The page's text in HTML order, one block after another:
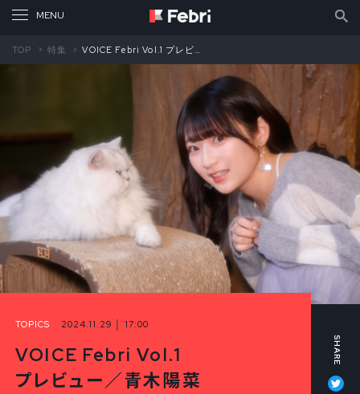
TOP 特集 VOICE Febri Vol.1 プレビュー／青木陽菜
TOPICS 2024.11.29 │ 17:00
VOICE Febri Vol.1
プレビュー／青木陽菜